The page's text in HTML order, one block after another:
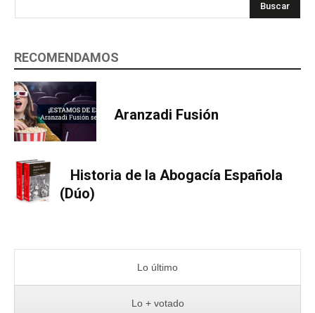
Buscar
RECOMENDAMOS
Aranzadi Fusión
Historia de la Abogacía Española
(Dúo)
Lo último
Lo + votado